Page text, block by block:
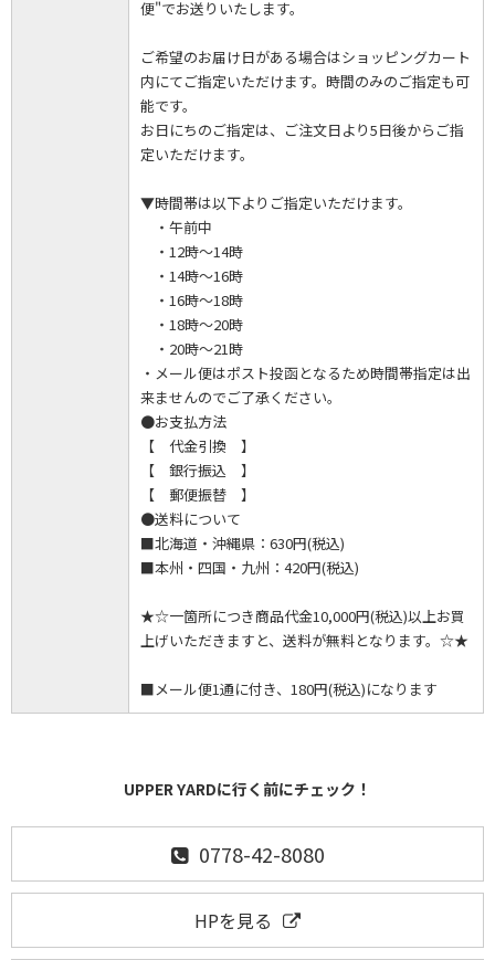
便"でお送りいたします。
ご希望のお届け日がある場合はショッピングカート
内にてご指定いただけます。時間のみのご指定も可
能です。
お日にちのご指定は、ご注文日より5日後からご指
定いただけます。
▼時間帯は以下よりご指定いただけます。
・午前中
・12時～14時
・14時～16時
・16時～18時
・18時～20時
・20時～21時
・メール便はポスト投函となるため時間帯指定は出
来ませんのでご了承ください。
●お支払方法
【 代金引換 】
【 銀行振込 】
【 郵便振替 】
●送料について
■北海道・沖縄県：630円(税込)
■本州・四国・九州：420円(税込)
★☆一箇所につき商品代金10,000円(税込)以上お買
上げいただきますと、送料が無料となります。☆★
■メール便1通に付き、180円(税込)になります
UPPER YARDに行く前にチェック！
0778-42-8080
HPを見る